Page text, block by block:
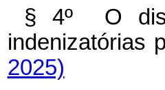
§ 4º O
2025)